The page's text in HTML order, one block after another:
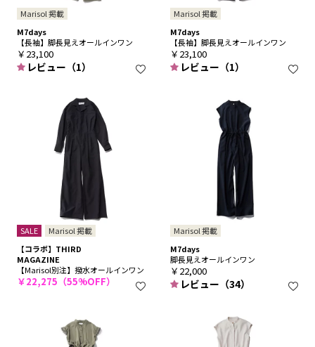
Marisol 掲載
M7days
【長袖】脚長見えオールインワン
￥23,100
レビュー（1）
Marisol 掲載
M7days
【長袖】脚長見えオールインワン
￥23,100
レビュー（1）
SALE
Marisol 掲載
【コラボ】THIRD
MAGAZINE
【Marisol別注】撥水オールインワン
￥22,275（55%OFF）
Marisol 掲載
M7days
脚長見えオールインワン
￥22,000
レビュー（34）